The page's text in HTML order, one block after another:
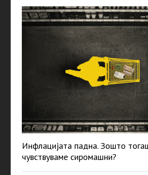
Инфлацијата падна. Зошто
чувствуваме сиромашни?